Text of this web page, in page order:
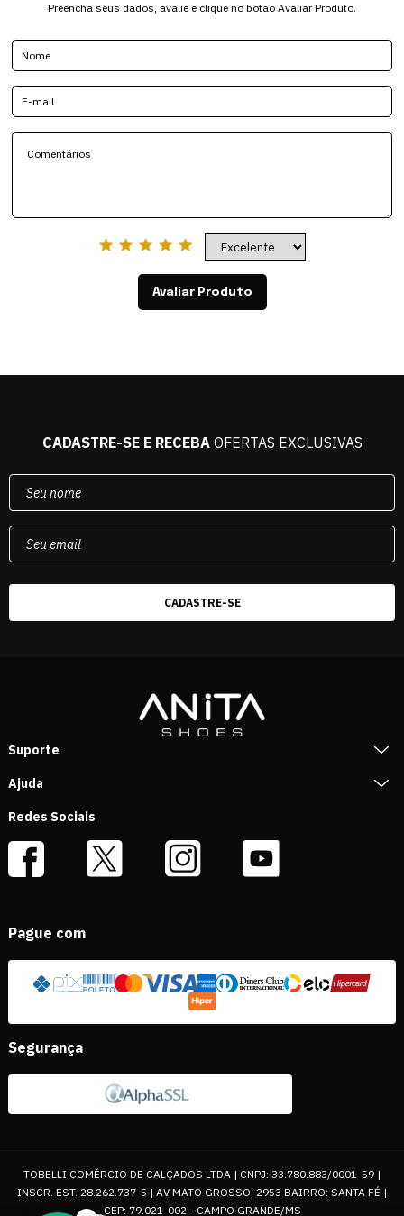
Preencha seus dados, avalie e clique no botão Avaliar Produto.
Avaliar Produto
CADASTRE-SE E RECEBAOFERTAS EXCLUSIVAS
Suporte
Ajuda
Redes Sociais
Pague com
Segurança
TOBELLI COMÉRCIO DE CALÇADOS LTDA | CNPJ: 33.780.883/0001-59 |
INSCR. EST. 28.262.737-5 | AV MATO GROSSO, 2953 BAIRRO: SANTA FÉ |
CEP: 79.021-002 - CAMPO GRANDE/MS